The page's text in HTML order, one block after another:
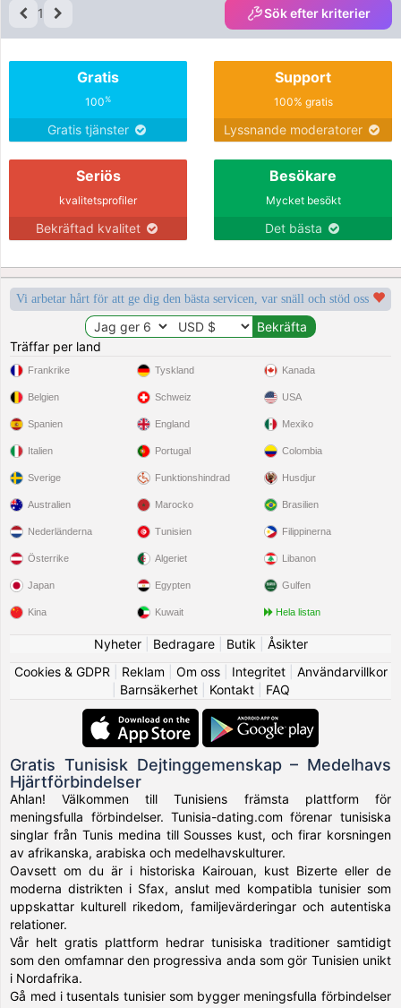
1 Sök efter kriterier
Gratis
100%
Gratis tjänster
Support
100% gratis
Lyssnande moderatorer
Seriös
kvalitetsprofiler
Bekräftad kvalitet
Besökare
Mycket besökt
Det bästa
Vi arbetar hårt för att ge dig den bästa servicen, var snäll och stöd oss
Träffar per land
Frankrike
Belgien
Spanien
Italien
Sverige
Tyskland
Schweiz
England
Portugal
Funktionshindrad
Kanada
USA
Mexiko
Colombia
Husdjur
Australien
Nederländerna
Österrike
Japan
Kina
Marocko
Tunisien
Algeriet
Egypten
Kuwait
Brasilien
Filippinerna
Libanon
Gulfen
Hela listan
Nyheter| Bedragare| Butik
Åsikter
Cookies & GDPR
Reklam Om oss| Integritet| Användarvillkor
Barnsäkerhet| Kontakt| FAQ
Gratis Tunisisk Dejtinggemenskap – Medelhavs
Hjärtförbindelser
Ahlan! Välkommen till Tunisiens främsta plattform för
meningsfulla förbindelser. Tunisia-dating.com förenar tunisiska
singlar från Tunis medina till Sousses kust, och firar korsningen
av afrikanska, arabiska och medelhavskulturer.
Oavsett om du är i historiska Kairouan, kust Bizerte eller de
moderna distrikten i Sfax, anslut med kompatibla tunisier som
uppskattar kulturell rikedom, familjevärderingar och autentiska
relationer.
Vår helt gratis plattform hedrar tunisiska traditioner samtidigt
som den omfamnar den progressiva anda som gör Tunisien unikt
i Nordafrika.
Gå med i tusentals tunisier som bygger meningsfulla förbindelser